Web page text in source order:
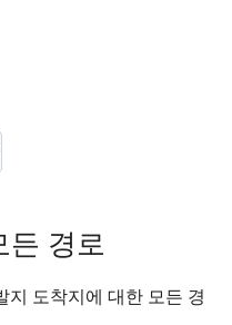
든 경로
지 도착지에 대한 모든 경